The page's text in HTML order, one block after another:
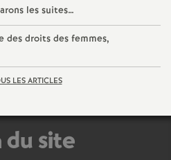
O
l
les suites…
des droits des femmes,
LES ARTICLES
du site